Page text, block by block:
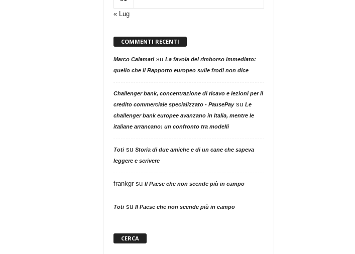
« Lug
COMMENTI RECENTI
Marco Calamarisu La favola del rimborso immediato:
quello che il Rapporto europeo sulle frodi non dice
Challenger bank, concentrazione di ricavo e lezioni per il
credito commerciale specializzato - PausePaysu Le
challenger bank europee avanzano in Italia, mentre le
italiane arrancano: un confronto tra modelli
Totisu Storia di due amiche e di un cane che sapeva
leggere e scrivere
frankgrsu Il Paese che non scende più in campo
Totisu Il Paese che non scende più in campo
CERCA